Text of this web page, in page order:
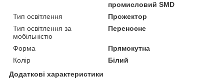
промисловий SMD
Тип освітлення
Прожектор
Тип освітлення за
мобільністю
Переносне
Форма
Прямокутна
Колір
Білий
Додаткові характеристики